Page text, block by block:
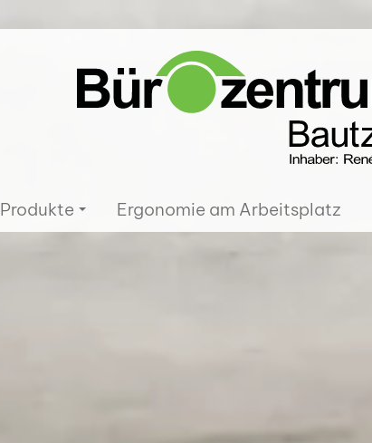
Produkte Ergonomie am Arbeitsplatz